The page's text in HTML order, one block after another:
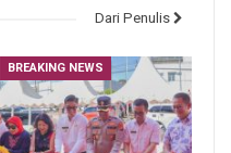
Dari Penulis
BREAKING NEWS